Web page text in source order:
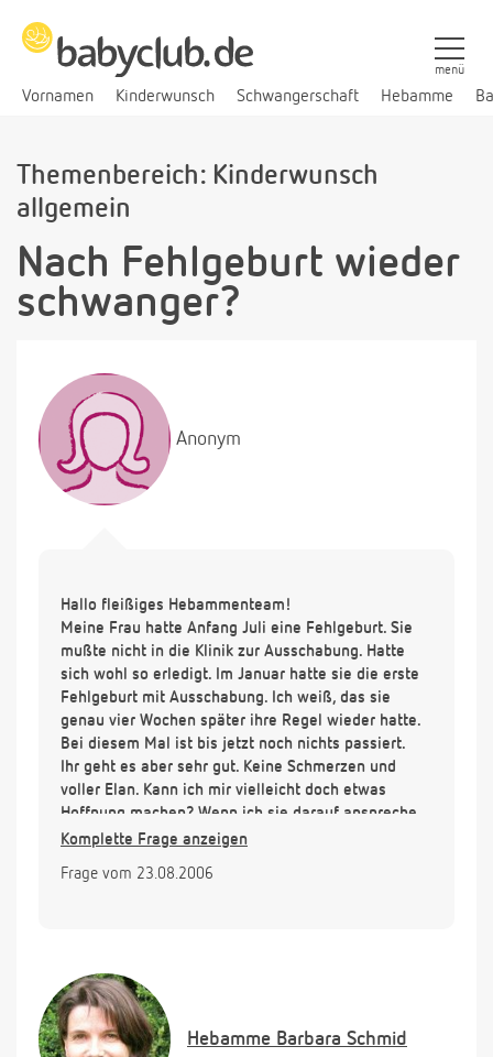
Vornamen Kinderwunsch Schwangerschaft Hebamme
menü
Themenbereich: Kinderwunsch
allgemein
Nach Fehlgeburt wieder
schwanger?
Anonym
Hallo fleißiges Hebammenteam!
Meine Frau hatte Anfang Juli eine Fehlgeburt. Sie
mußte nicht in die Klinik zur Ausschabung. Hatte
sich wohl so erledigt. Im Januar hatte sie die erste
Fehlgeburt mit Ausschabung. Ich weiß, das sie
genau vier Wochen später ihre Regel wieder hatte.
Bei diesem Mal ist bis jetzt noch nichts passiert.
Ihr geht es aber sehr gut. Keine Schmerzen und
voller Elan. Kann ich mir vielleicht doch etwas
Hoffnung machen? Wenn ich sie darauf anspreche,
ob sie einen Schwangerschaftest machen will,
mal nicht gestimmt. Wie lange kann es dauern, bis
Wann sollte sie zum Arzt gehen, weil vielleicht was
nicht stimmt? Oder weil sie doch wieder schwanger
ist? Ich hoffe, sie können mich beruhigen und ich
möchte auch nicht, das meine Frau was falsch
Komplette Frage anzeigen
Frage vom 23.08.2006
Hebamme Barbara Schmid